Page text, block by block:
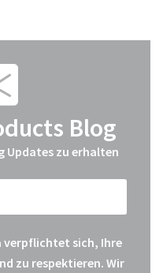
Blog
Updates zu erhalten
sich, Ihre
zu respektieren. Wir